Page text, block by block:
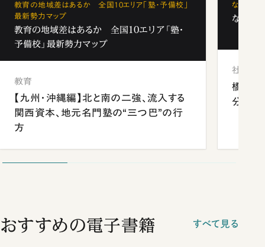
教育の地域差はあるか 全国10エリア「塾・予備校」
最新勢力マップ
教育の地域差はあるか 全国10エリア「塾・
予備校」最新勢力マップ
教育
【九州・沖縄編】北と南の二強、流入する
関西資本、地元名門塾の“三つ巴”の行
方
なぜ「フ
なぜ「
社会
橋本愛
分 佐
おすすめの電子書籍 すべて見る